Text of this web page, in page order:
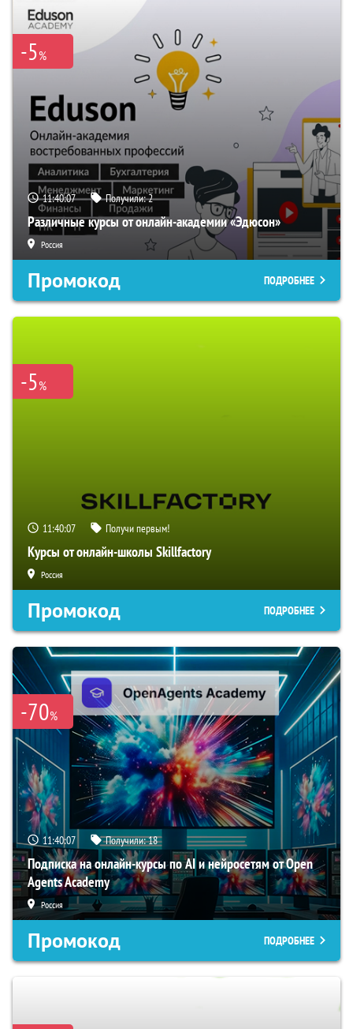
-5%
11:40:06 Получили:2
Различные курсы от онлайн-академии «Эдюсон»
Россия
Промокод ПОДРОБНЕЕ
-5%
11:40:06 Получи первым!
Курсы от онлайн-школы Skillfactory
Россия
Промокод ПОДРОБНЕЕ
-70%
11:40:06 Получили:18
Подписка на онлайн-курсы по AI и нейросетям от Open
Agents Academy
Россия
Промокод ПОДРОБНЕЕ